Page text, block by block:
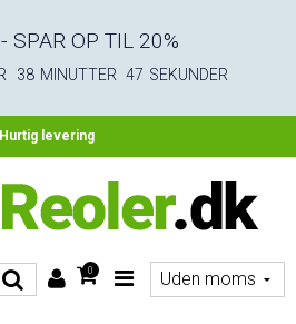
SPAR OP TIL 20%
38 MINUTTER 46 SEKUNDER
over 4.500 DKK ekskl. moms
Hurtig levering
0